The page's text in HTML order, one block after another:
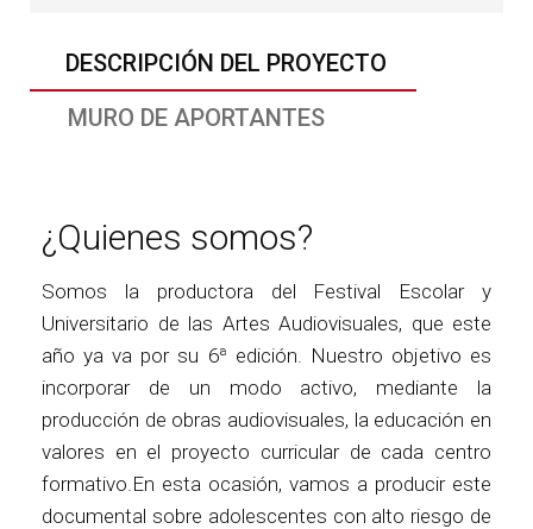
DESCRIPCIÓN DEL PROYECTO
MURO DE APORTANTES
¿Quienes somos?
Somos la productora del Festival Escolar y
Universitario de las Artes Audiovisuales, que este
año ya va por su 6ª edición. Nuestro objetivo es
incorporar de un modo activo, mediante la
producción de obras audiovisuales, la educación en
valores en el proyecto curricular de cada centro
formativo.En esta ocasión, vamos a producir este
documental sobre adolescentes con alto riesgo de